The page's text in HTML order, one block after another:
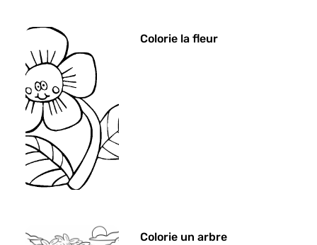
Colorie la fleur
Colorie un arbre